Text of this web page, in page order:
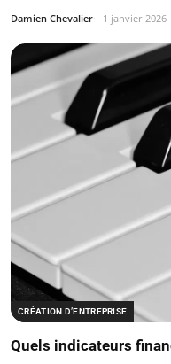
Damien Chevalier 1 janvier 2026
CRÉATION D’ENTREPRISE
Quels indicateurs